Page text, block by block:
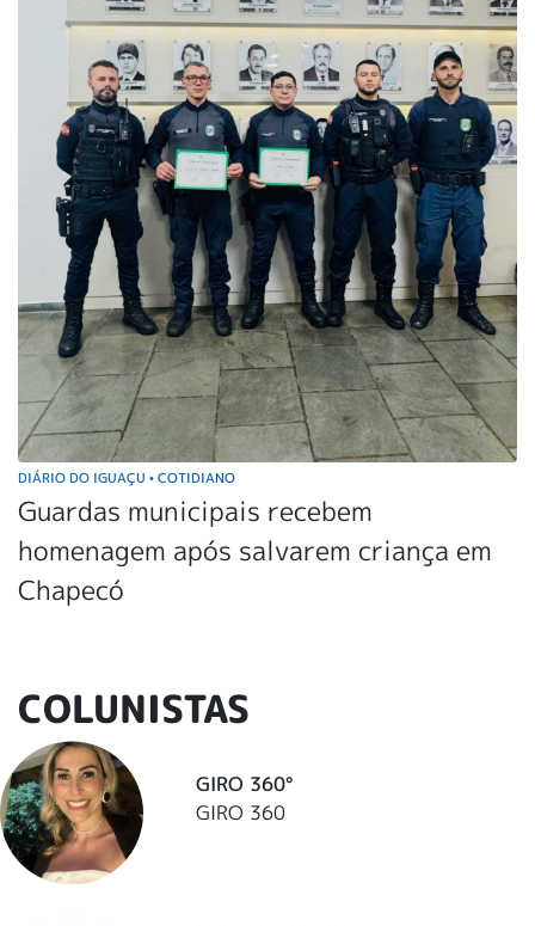
DIÁRIO DO IGUAÇU • COTIDIANO
Guardas municipais recebem
homenagem após salvarem criança em
Chapecó
COLUNISTAS
GIRO 360°
GIRO 360